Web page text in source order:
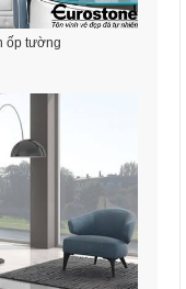
ốp tường